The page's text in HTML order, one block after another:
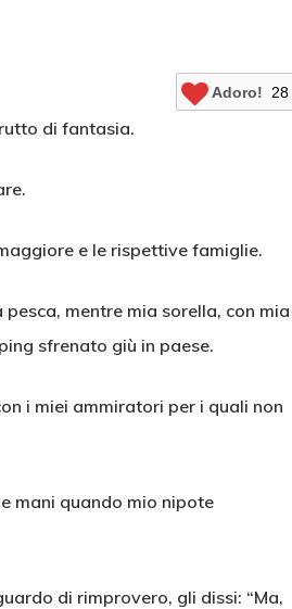
Adoro! 28
di fantasia.
e le rispettive famiglie.
mentre mia sorella, con mia
sfrenato giù in paese.
i miei ammiratori per i quali non
mani quando mio nipote
di rimprovero, gli dissi: “Ma,